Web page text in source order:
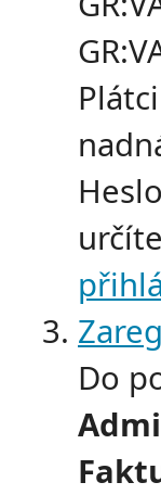
Do